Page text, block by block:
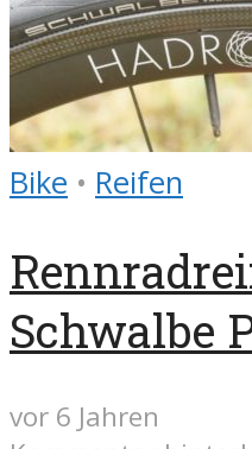
Bike • Reifen
Schwalbe
vor 6 Jahren